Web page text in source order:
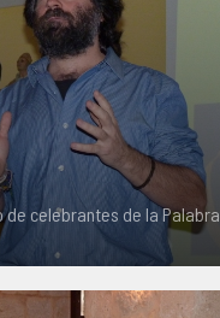
de celebrantes de la Palabra